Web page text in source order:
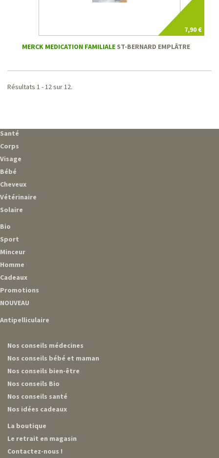
7,90 €
MERCK MEDICATION FAMILIALE ST-BERNARD EMPLÂTRE
Résultats 1 - 12 sur 12.
Santé
Corps
Visage
Bébé
Cheveux
Vétérinaire
Solaire
Bio
Sport
Minceur
Homme
Cadeaux
Promotions
NOUVEAU
Antipelliculaire
Nos conseils médecines
Nos conseils bébé et maman
Nos conseils bien-être
Nos conseils Bio
Nos conseils santé
Nos idées cadeaux
La boutique
Le retrait en magasin
Contactez-nous !